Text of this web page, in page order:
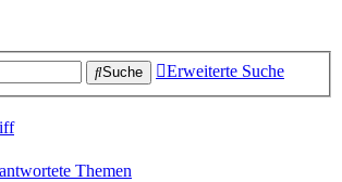
Suche Erweiterte Suche
Themen